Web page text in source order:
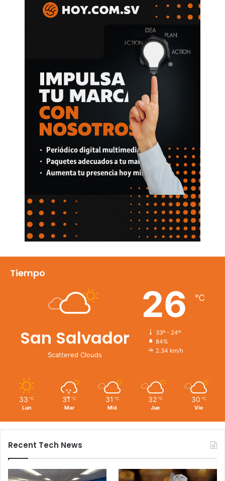
Tiempo
San Salvador
Scattered Clouds
26 ℃
33º - 24º
84%
2.34 km/h
33 ℃
Lun
31 ℃
Mar
31 ℃
Mié
32 ℃
Jue
30 ℃
Vie
Recent Tech News